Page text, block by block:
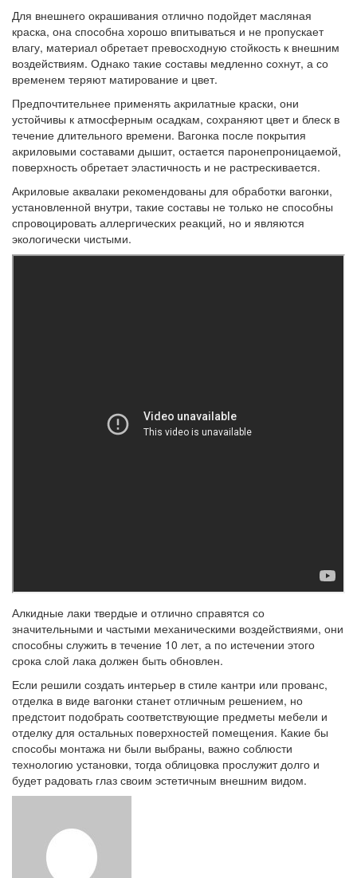
Для внешнего окрашивания отлично подойдет масляная
краска, она способна хорошо впитываться и не пропускает
влагу, материал обретает превосходную стойкость к внешним
воздействиям. Однако такие составы медленно сохнут, а со
временем теряют матирование и цвет.
Предпочтительнее применять акрилатные краски, они
устойчивы к атмосферным осадкам, сохраняют цвет и блеск в
течение длительного времени. Вагонка после покрытия
акриловыми составами дышит, остается паронепроницаемой,
поверхность обретает эластичность и не растрескивается.
Акриловые аквалаки рекомендованы для обработки вагонки,
установленной внутри, такие составы не только не способны
спровоцировать аллергических реакций, но и являются
экологически чистыми.
Алкидные лаки твердые и отлично справятся со
значительными и частыми механическими воздействиями, они
способны служить в течение 10 лет, а по истечении этого
срока слой лака должен быть обновлен.
Если решили создать интерьер в стиле кантри или прованс,
отделка в виде вагонки станет отличным решением, но
предстоит подобрать соответствующие предметы мебели и
отделку для остальных поверхностей помещения. Какие бы
способы монтажа ни были выбраны, важно соблюсти
технологию установки, тогда облицовка прослужит долго и
будет радовать глаз своим эстетичным внешним видом.